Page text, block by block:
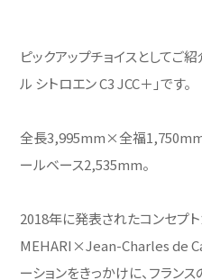
ピックアップチョイスとしてご
ル シトロエン C3 JCC＋」です。
全長3,995mm×全福
ールベース2,535mm。
2018年に発表されたコンセプト
MEHARI×Jean-Charles de
ーションをきっかけに、フランス